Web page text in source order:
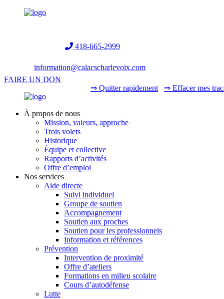
418-665-2999
information@calacscharlevoix.com
⇒ Quitter rapidement ⇒ Effacer mes
FAIRE UN DON
À propos de nous
Mission, valeurs, approche
Trois volets
Historique
Équipe et collective
Rapports d’activités
Offre d’emploi
Nos services
Aide directe
Suivi individuel
Groupe de soutien
Accompagnement
Soutien aux proches
Soutien pour les professionnels
Information et références
Prévention
Intervention de proximité
Offre d’ateliers
Formations en milieu scolaire
Cours d’autodéfense
Lutte